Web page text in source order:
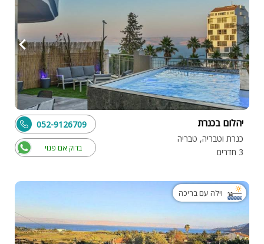
יהלום בכנרת
כנרת וטבריה, טבריה
3 חדרים
בדוק אם פנוי
052-9126709
וילה עם בריכה